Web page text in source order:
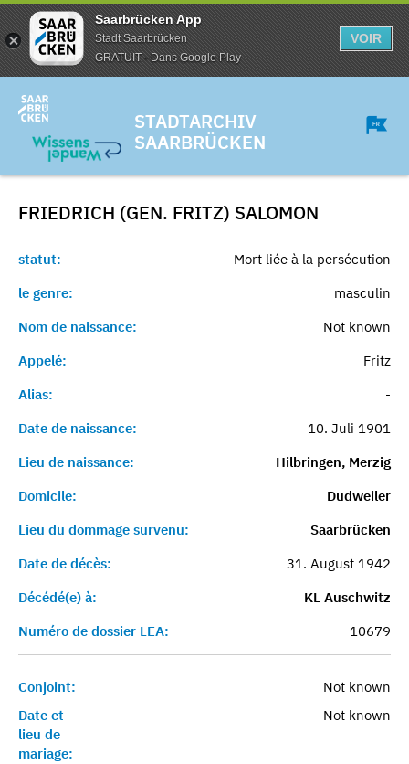
Saarbrücken App
Stadt Saarbrücken
GRATUIT - Dans Google Play
VOIR
STADTARCHIV
SAARBRÜCKEN
FRIEDRICH (GEN. FRITZ) SALOMON
statut:
Mort liée à la persécution
le genre:
masculin
Nom de naissance:
Not known
Appelé:
Fritz
Alias:
-
Date de naissance:
10. Juli 1901
Lieu de naissance:
Hilbringen, Merzig
Domicile:
Dudweiler
Lieu du dommage survenu:
Saarbrücken
Date de décès:
31. August 1942
Décédé(e) à:
KL Auschwitz
Numéro de dossier LEA:
10679
Conjoint:
Not known
Date et
lieu de
mariage:
Not known